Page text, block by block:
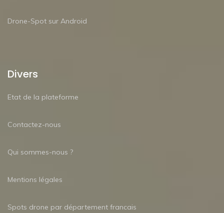
Drone-Spot sur Android
Divers
Etat de la plateforme
Contactez-nous
Qui sommes-nous ?
Mentions légales
Spots drone par département francais